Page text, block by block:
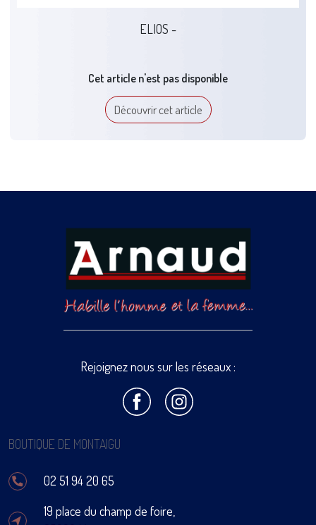
ELIOS -
Cet article n'est pas disponible
Découvrir cet article
Rejoignez nous sur les réseaux :
BOUTIQUE DE MONTAIGU
02 51 94 20 65
19 place du champ de foire,